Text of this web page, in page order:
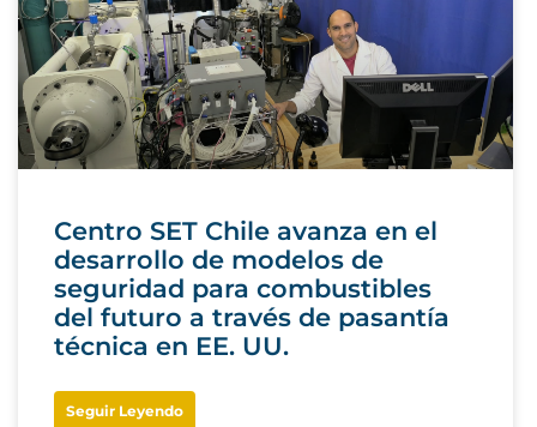
Centro SET Chile avanza en el
desarrollo de modelos de
seguridad para combustibles
del futuro a través de pasantía
técnica en EE. UU.
Seguir Leyendo